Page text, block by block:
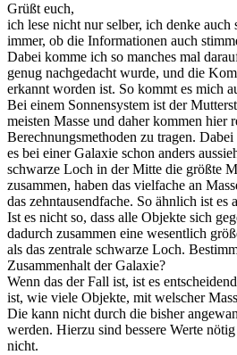
Grüßt euch,
ich lese nicht nur selber, ich denke auch
immer, ob die Informationen auch
Dabei komme ich so manches mal
genug nachgedacht wurde, und die
erkannt worden ist. So kommt es mich
Bei einem Sonnensystem ist der
meisten Masse und daher kommen hier
Berechnungsmethoden zu tragen.
es bei einer Galaxie schon anders
schwarze Loch in der Mitte die größte
zusammen, haben das vielfache an
das zehntausendfache. So ähnlich ist es
Ist es nicht so, dass alle Objekte sich
dadurch zusammen eine wesentlich
als das zentrale schwarze Loch.
Zusammenhalt der Galaxie?
Wenn das der Fall ist, ist es
ist, wie viele Objekte, mit welscher
Die kann nicht durch die bisher
werden. Hierzu sind bessere Werte
nicht.